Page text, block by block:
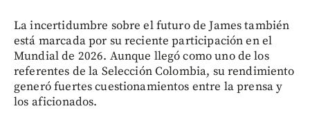
La incertidumbre sobre el futuro de James también
está marcada por su reciente participación en el
Mundial de 2026. Aunque llegó como uno de los
referentes de la Selección Colombia, su rendimiento
generó fuertes cuestionamientos entre la prensa y
los aficionados.